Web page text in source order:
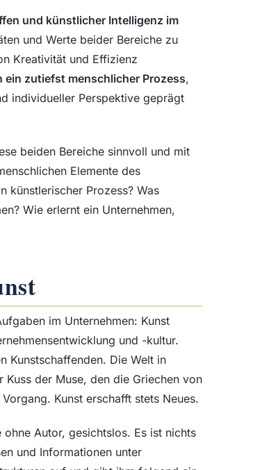
und künstlicher Intelligenz im
und Werte beider Bereiche zu
Kreativität und Effizienz
ein zutiefst menschlicher Prozess,
individueller Perspektive geprägt
beiden Bereiche sinnvoll und mit
Elemente des
künstlerischer Prozess? Was
Wie erlernt ein Unternehmen,
im Unternehmen: Kunst
und -kultur.
Kunstschaffenden. Die Welt in
Kuss der Muse, den die Griechen von
Kunst erschafft stets Neues.
Autor, gesichtslos. Es ist nichts
und Informationen unter